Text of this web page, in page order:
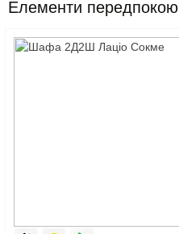
Елементи передпокою